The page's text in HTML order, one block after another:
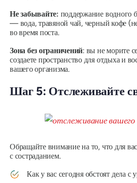
Не забывайте: поддержание водного
— вода, травяной чай, черный кофе
во время поста.
Зона без ограничений: вы не морите
создаете пространство для отдыха и
вашего организма.
Шаг 5: Отслеживайте
Обращайте внимание на то, что для
с состраданием.
Как у вас сегодня обстоят дела с